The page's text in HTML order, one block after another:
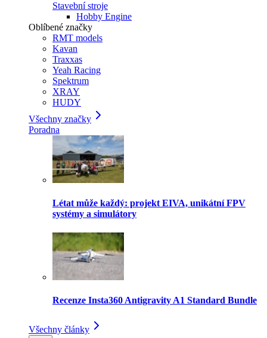
Stavební stroje
Hobby Engine
Oblíbené značky
RMT models
Kavan
Traxxas
Yeah Racing
Spektrum
XRAY
HUDY
Všechny značky
Poradna
Létat může každý: projekt EIVA, unikátní FPV
systémy a simulátory
Recenze Insta360 Antigravity A1 Standard Bundle
Všechny články